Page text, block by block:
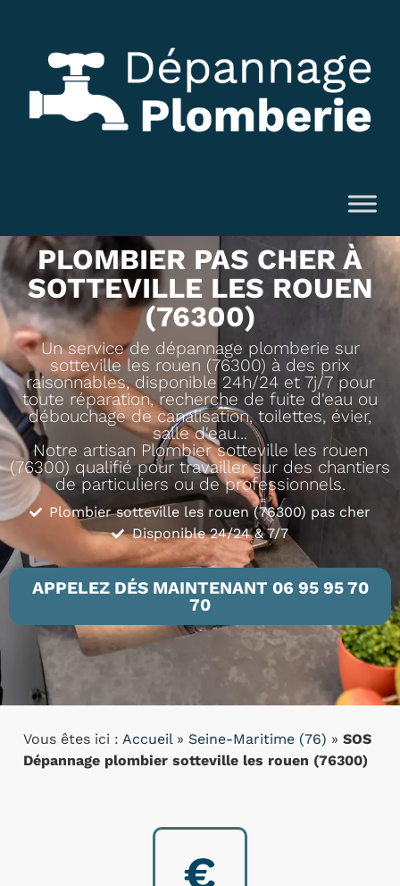
PLOMBIER PAS CHER À
SOTTEVILLE LES ROUEN
(76300)
Un service de dépannage plomberie sur
sotteville les rouen (76300) à des prix
raisonnables, disponible 24h/24 et 7j/7 pour
toute réparation, recherche de fuite d'eau ou
débouchage de canalisation, toilettes, évier,
salle d'eau...
Notre artisan Plombier sotteville les rouen
(76300) qualifié pour travailler sur des chantiers
de particuliers ou de professionnels.
Plombier sotteville les rouen (76300) pas cher
Disponible 24/24 & 7/7
APPELEZ DÉS MAINTENANT 06 95 95 70
70
Vous êtes ici : Accueil» Seine-Maritime (76) » SOS
Dépannage plombier sotteville les rouen (76300)